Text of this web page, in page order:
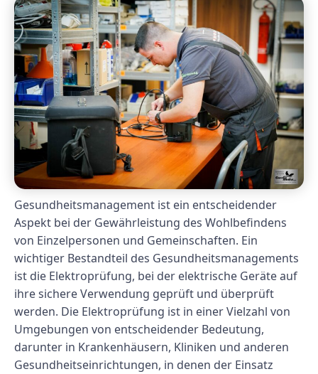
Gesundheitsmanagement ist ein entscheidender
Aspekt bei der Gewährleistung des Wohlbefindens
von Einzelpersonen und Gemeinschaften. Ein
wichtiger Bestandteil des Gesundheitsmanagements
ist die Elektroprüfung, bei der elektrische Geräte auf
ihre sichere Verwendung geprüft und überprüft
werden. Die Elektroprüfung ist in einer Vielzahl von
Umgebungen von entscheidender Bedeutung,
darunter in Krankenhäusern, Kliniken und anderen
Gesundheitseinrichtungen, in denen der Einsatz